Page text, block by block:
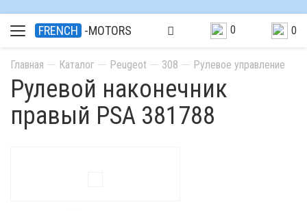
FRENCH -MOTORS 0 0
Главная Каталог Peugeot 308 Рулевое управление
Рулевой наконечник
правый PSA 381788